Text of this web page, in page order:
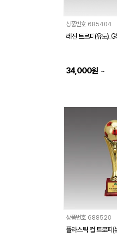
상품번호 685404
레진 트로피(유도
34,000원 ~
상품번호 688520
플라스틱 컵 트로피